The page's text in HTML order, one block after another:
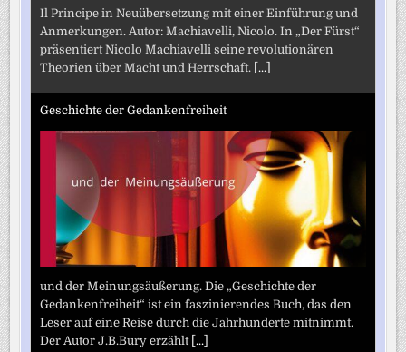
Il Principe in Neuübersetzung mit einer Einführung und
Anmerkungen. Autor: Machiavelli, Nicolo. In „Der Fürst“
präsentiert Nicolo Machiavelli seine revolutionären
Theorien über Macht und Herrschaft. [...]
Geschichte der Gedankenfreiheit
und der Meinungsäußerung. Die „Geschichte der
Gedankenfreiheit“ ist ein faszinierendes Buch, das den
Leser auf eine Reise durch die Jahrhunderte mitnimmt.
Der Autor J.B.Bury erzählt [...]